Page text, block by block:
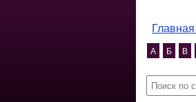
Главная
А Б В